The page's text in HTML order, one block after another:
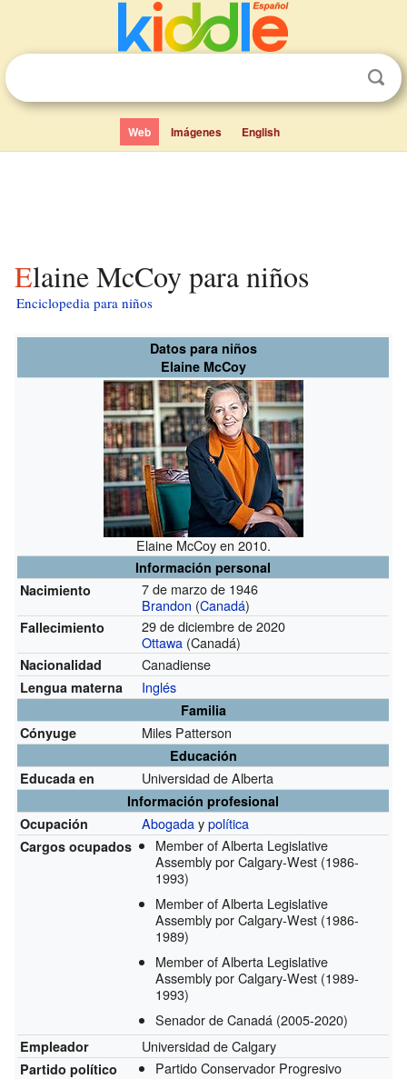
Web Imágenes English
Elaine McCoy para niños
Enciclopedia para niños
Datos para niños
Elaine McCoy
Elaine McCoy en 2010.
Información personal
Nacimiento
7 de marzo de 1946
Brandon (Canadá)
Fallecimiento
29 de diciembre de 2020
Ottawa (Canadá)
Nacionalidad Canadiense
Lengua materna Inglés
Familia
Cónyuge
Miles Patterson
Educación
Educada en
Universidad de Alberta
Información profesional
Ocupación
Abogadaypolítica
Cargos ocupados
Member of Alberta Legislative
Assembly por Calgary-West (1986-
1993)
Member of Alberta Legislative
Assembly por Calgary-West (1986-
1989)
Member of Alberta Legislative
Assembly por Calgary-West (1989-
1993)
Senador de Canadá (2005-2020)
Empleador Universidad de Calgary
Partido político
Partido Conservador Progresivo